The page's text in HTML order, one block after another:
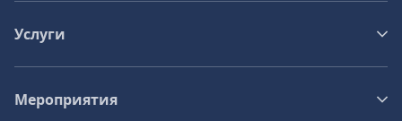
Услуги
Мероприятия